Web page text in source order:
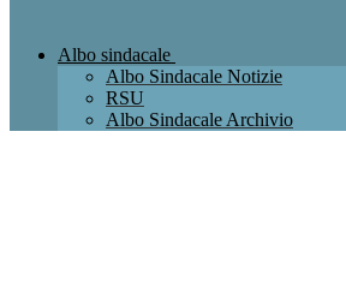
Albo sindacale
Albo Sindacale Notizie
RSU
Albo Sindacale Archivio